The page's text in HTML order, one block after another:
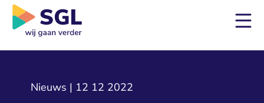
Nieuws | 12 12 2022